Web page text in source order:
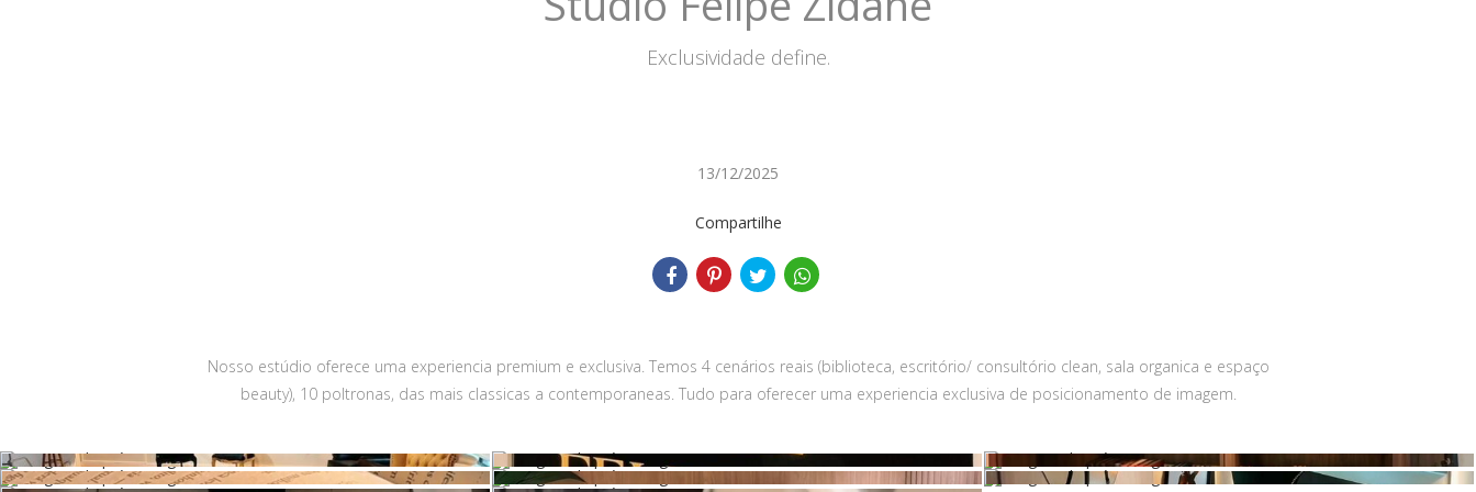
Exclusividade define.
13/12/2025
Compartilhe
Nosso estúdio oferece uma experiencia premium e exclusiva. Temos 4 cenários reais (biblioteca, escritório/ consultório clean, sala organica e espaço
beauty), 10 poltronas, das mais classicas a contemporaneas. Tudo para oferecer uma experiencia exclusiva de posicionamento de imagem.